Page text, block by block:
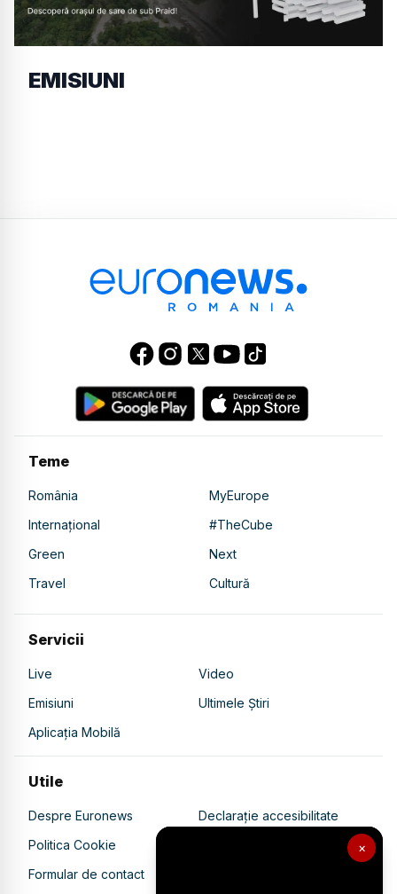
×
EMISIUNI
Teme
România
MyEurope
Internațional
#TheCube
Green
Next
Travel
Cultură
Servicii
Live
Video
Emisiuni
Ultimele Știri
Aplicația Mobilă
Utile
Despre Euronews
Declarație accesibilitate
Politica Cookie
Politica de confidențialitate
Formular de contact